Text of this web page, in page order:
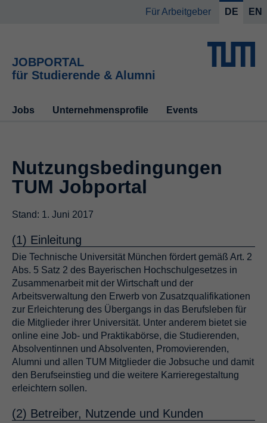
Für Arbeitgeber DE EN
JOBPORTAL
für Studierende & Alumni
Jobs Unternehmensprofile Events
Nutzungsbedingungen
TUM Jobportal
Stand: 1. Juni 2017
(1) Einleitung
Die Technische Universität München fördert gemäß Art. 2
Abs. 5 Satz 2 des Bayerischen Hochschulgesetzes in
Zusammenarbeit mit der Wirtschaft und der
Arbeitsverwaltung den Erwerb von Zusatzqualifikationen
zur Erleichterung des Übergangs in das Berufsleben für
die Mitglieder ihrer Universität. Unter anderem bietet sie
online eine Job- und Praktikabörse, die Studierenden,
Absolventinnen und Absolventen, Promovierenden,
Alumni und allen TUM Mitglieder die Jobsuche und damit
den Berufseinstieg und die weitere Karrieregestaltung
erleichtern sollen.
(2) Betreiber, Nutzende und Kunden